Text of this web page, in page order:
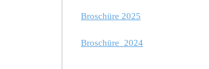
Broschüre 2025
Broschüre_2024